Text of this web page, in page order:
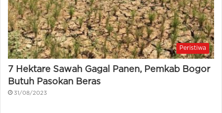
Peristiwa
7 Hektare Sawah Gagal Panen, Pemkab Bogor
Butuh Pasokan Beras
31/08/2023